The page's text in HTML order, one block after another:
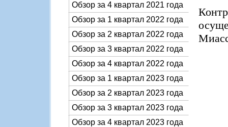
Обзор за 4 квартал 2021 года
Обзор за 1 квартал 2022 года
Обзор за 2 квартал 2022 года
Обзор за 3 квартал 2022 года
Обзор за 4 квартал 2022 года
Обзор за 1 квартал 2023 года
Обзор за 2 квартал 2023 года
Обзор за 3 квартал 2023 года
Обзор за 4 квартал 2023 года